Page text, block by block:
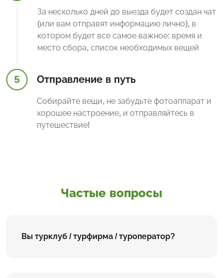
За несколько дней до выезда будет создан чат
(или вам отправят информацию лично), в
котором будет все самое важное: время и
место сбора, список необходимых вещей
5 Отправление в путь
Собирайте вещи, не забудьте фотоаппарат и
хорошее настроение, и отправляйтесь в
путешествие!
Частые вопросы
Вы турклуб / турфирма / туроператор?